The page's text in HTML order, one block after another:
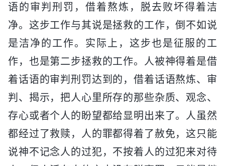
语的审判刑罚，借着熬炼，脱去败坏得着洁
净。这步工作与其说是拯救的工作，倒不如说
是洁净的工作。实际上，这步也是征服的工
作，也是第二步拯救的工作。人被神得着是借
着话语的审判刑罚达到的，借着话语熬炼、审
判、揭示，把人心里所存的那些杂质、观念、
存心或者个人的盼望都给显明出来了。人虽然
都经过了救赎，人的罪都得着了赦免，这只能
说神不记念人的过犯，不按着人的过犯来对待